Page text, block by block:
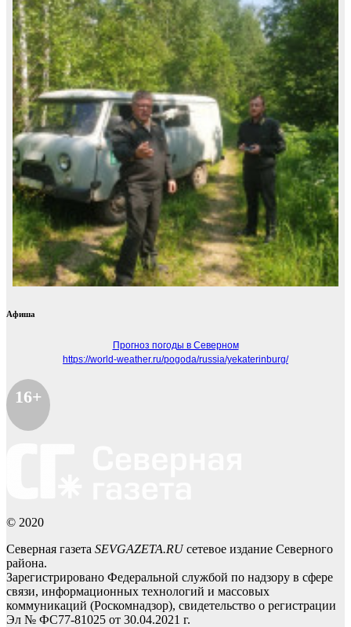
Афиша
Прогноз погоды в Северном
https://world-weather.ru/pogoda/russia/yekaterinburg/
16+
© 2020
Северная газета SEVGAZETA.RUсетевое издание Северного
района.
Зарегистрировано Федеральной службой по надзору в сфере
связи, информационных технологий и массовых
коммуникаций (Роскомнадзор), свидетельство о регистрации
Эл № ФС77-81025 от 30.04.2021 г.